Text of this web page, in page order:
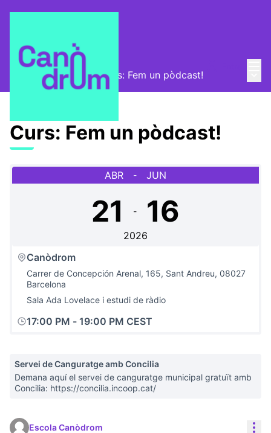
Escola Canòdrom / Curs: Fem un pòdcast!
Curs: Fem un pòdcast!
ABR - JUN
21 - 16
2026
Canòdrom
Carrer de Concepción Arenal, 165, Sant Andreu, 08027
Barcelona
Sala Ada Lovelace i estudi de ràdio
17:00 PM - 19:00 PM CEST
Servei de Canguratge amb Concilia
Demana aquí el servei de canguratge municipal gratuït amb
Concilia: https://concilia.incoop.cat/
Escola Canòdrom